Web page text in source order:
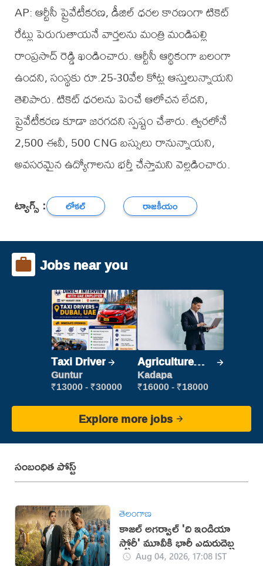
AP: ఆర్టీసీ ప్రైవేటీకరణ, డీజిల్ ధరల కారణంగా టికెట్
రేట్లు పెరుగుతాయనే వార్తలను మంత్రి మండిపల్లి
రాంప్రసాద్ రెడ్డి ఖండించారు. ఆర్టీసీ ఆర్థికంగా బలంగా
ఉందని, సంస్థకు రూ.25-30వేల కోట్ల ఆస్తులున్నాయని
తెలిపారు. టికెట్ ధరలను పెంచే ఆలోచన లేదని,
ప్రైవేటీకరణ కూడా జరగదని స్పష్టం చేశారు. త్వరలోనే
2,500 ఈవీ, 500 CNG బస్సులు రానున్నాయని,
అవసరమైన ఉద్యోగాలను భర్తీ చేస్తామని వెల్లడించారు.
ట్యాగ్స్ : లోకల్ రాజకీయం
Jobs near you
Taxi Driver
Guntur
₹13000 - ₹30000
Agriculture
Labour
Kadapa
₹16000 - ₹18000
Explore more jobs
సంబంధిత పోస్ట్
తెలంగాణ
కాజల్ అగర్వాల్ 'ది ఇండియా
స్టోరీ' మూవీకి భారీ ఎదురుదెబ్బ
Aug 04, 2026, 17:08 IST